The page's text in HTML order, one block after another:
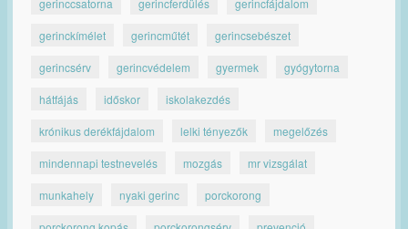
gerinccsatorna gerincferdülés gerincfájdalom
gerinckímélet gerincműtét gerincsebészet
gerincsérv gerincvédelem gyermek gyógytorna
hátfájás időskor iskolakezdés
krónikus derékfájdalom lelki tényezők megelőzés
mindennapi testnevelés mozgás mr vizsgálat
munkahely nyaki gerinc porckorong